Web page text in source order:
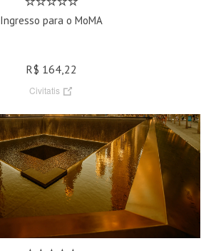
Ingresso para o MoMA
R$ 164,22
Civitatis